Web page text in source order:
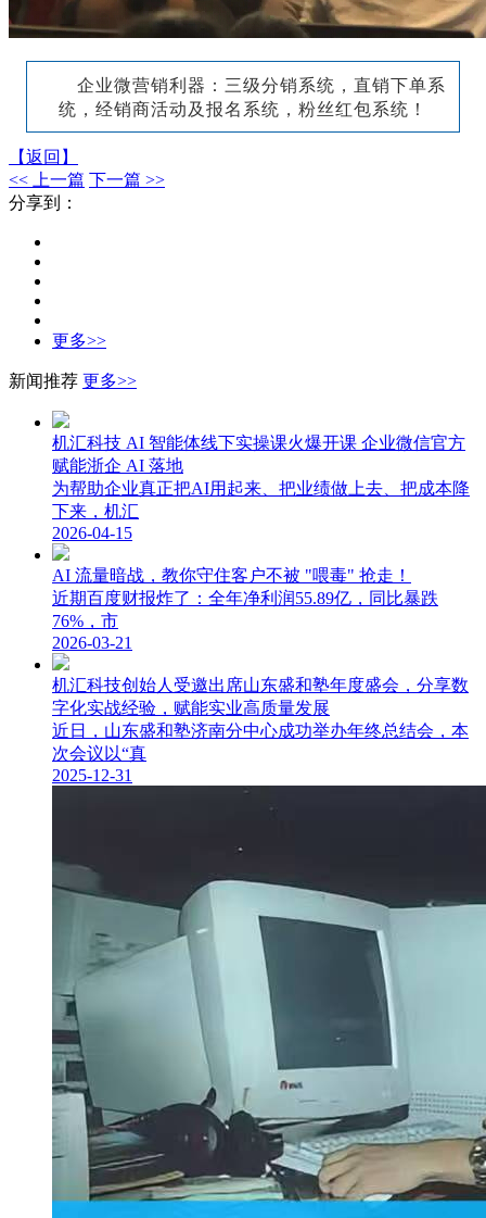
企业微营销利器：三级分销系统，直销下单系
统，经销商活动及报名系统，粉丝红包系统！
【返回】
<< 上一篇 下一篇 >>
分享到：
更多>>
新闻推荐 更多>>
机汇科技 AI 智能体线下实操课火爆开课 企业微信官方
赋能浙企 AI 落地
为帮助企业真正把AI用起来、把业绩做上去、把成本降
下来，机汇
2026-04-15
AI 流量暗战，教你守住客户不被 "喂毒" 抢走！
近期百度财报炸了：全年净利润55.89亿，同比暴跌
76%，市
2026-03-21
机汇科技创始人受邀出席山东盛和塾年度盛会，分享数
字化实战经验，赋能实业高质量发展
近日，山东盛和塾济南分中心成功举办年终总结会，本
次会议以“真
2025-12-31